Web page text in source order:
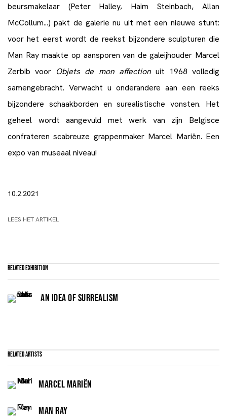
beursmakelaar (Peter Halley, Haim Steinbach, Allan
McCollum...) pakt de galerie nu uit met een nieuwe stunt:
voor het eerst wordt de reekst bijzondere sculpturen die
Man Ray maakte op aansporen van de galeijhouder Marcel
Zerbib voor Objets de mon affectionuit 1968 volledig
samengebracht. Verwacht u onderandere aan een reeks
bijzondere schaakborden en surealistische vonsten. Het
geheel wordt aangevuld met werk van zijn Belgisce
confrateren scabreuze grappenmaker Marcel Mariën. Een
expo van museaal niveau!
10.2.2021
LEES HET ARTIKEL
Related Exhibition
AN IDEA OF SURREALISM
Related artists
MARCEL MARIËN
MAN RAY